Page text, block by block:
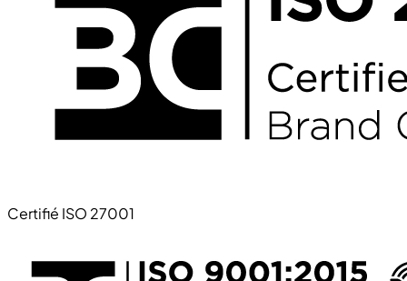
Certifié ISO 27001